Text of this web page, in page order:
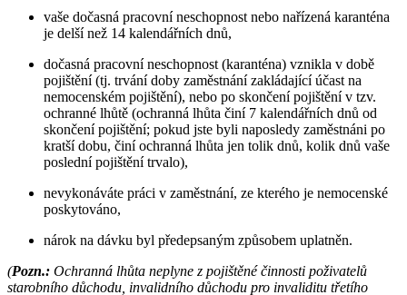
vaše dočasná pracovní neschopnost nebo nařízená karanténa
je delší než 14 kalendářních dnů,
dočasná pracovní neschopnost (karanténa) vznikla v době
pojištění (tj. trvání doby zaměstnání zakládající účast na
nemocenském pojištění), nebo po skončení pojištění v tzv.
ochranné lhůtě (ochranná lhůta činí 7 kalendářních dnů od
skončení pojištění; pokud jste byli naposledy zaměstnáni po
kratší dobu, činí ochranná lhůta jen tolik dnů, kolik dnů vaše
poslední pojištění trvalo),
nevykonáváte práci v zaměstnání, ze kterého je nemocenské
poskytováno,
nárok na dávku byl předepsaným způsobem uplatněn.
(Pozn.: Ochranná lhůta neplyne z pojištěné činnosti poživatelů
starobního důchodu, invalidního důchodu pro invaliditu třetího